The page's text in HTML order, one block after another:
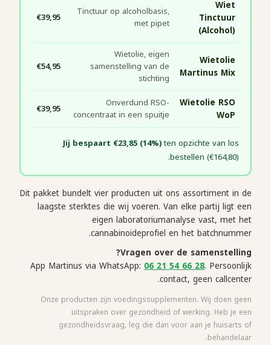
Wiet
Tinctuur
(Alcohol)
Tinctuur op alcoholbasis,
met pipet
€39,95
Wietolie
Martinus Mix
Wietolie, eigen
samenstelling van de
stichting
€54,95
Wietolie RSO
WoP
Onverdund RSO-
concentraat in een spuitje
€39,95
Jij bespaart €23,85 (14%)ten opzichte van los
bestellen (€164,80).
Dit pakket bundelt vier producten uit ons assortiment in de
laagste sterktes die wij voeren. Van elke partij ligt een
eigen laboratoriumanalyse vast, met het
cannabinoideprofiel en het batchnummer.
Vragen over de samenstelling?
App Martinus via WhatsApp: 06 21 54 66 28. Persoonlijk
contact, geen callcenter.
Onze producten zijn voedingssupplementen. Wij doen geen
uitspraken over gezondheid of werking. Heb je een
gezondheidsvraag, leg die dan voor aan je huisarts of
behandelaar.